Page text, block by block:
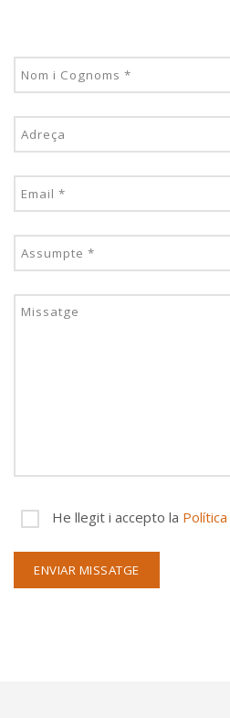
He llegit i accepto la